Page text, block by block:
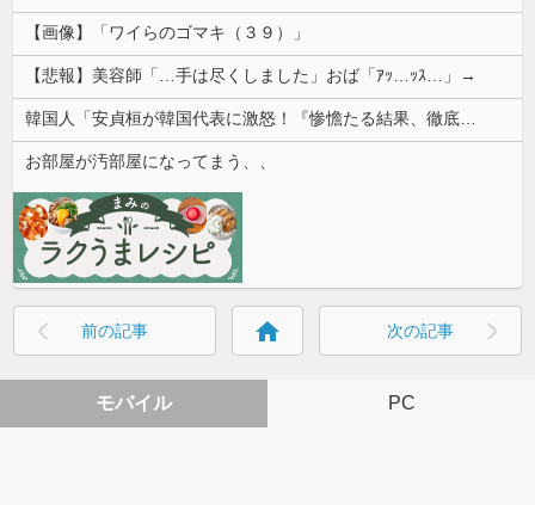
【画像】「ワイらのゴマキ（３９）」
【悲報】美容師「…手は尽くしました」おば「ｱｯ…ｯｽ…」→
お部屋が汚部屋になってまう、、
前の記事 home 次の記事
モバイル PC